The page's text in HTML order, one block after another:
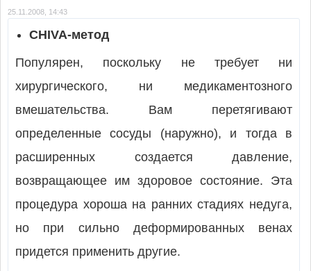
25.11.2008, 14:43
CHIVA-метод
Популярен, поскольку не требует ни
хирургического, ни медикаментозного
вмешательства. Вам перетягивают
определенные сосуды (наружно), и тогда в
расширенных создается давление,
возвращающее им здоровое состояние. Эта
процедура хороша на ранних стадиях недуга,
но при сильно деформированных венах
придется применить другие.